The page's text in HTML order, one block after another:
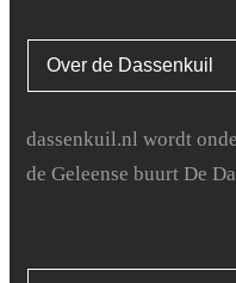
Over de Dassenkuil
dassenkuil.nl wordt
de Geleense buurt De